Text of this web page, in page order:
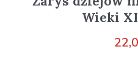
Wieki